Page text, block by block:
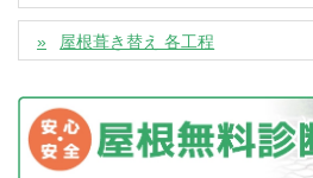
屋根葺き替え 各工程